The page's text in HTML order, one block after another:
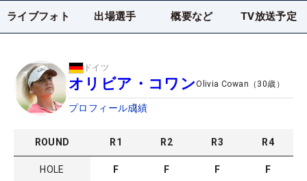
ライブフォト 出場選手 概要など TV放送予定
ドイツ
オリビア・コワンOlivia Cowan （ 30歳）
プロフィール成績
ROUND R1 R2 R3 R4
HOLE F F F F